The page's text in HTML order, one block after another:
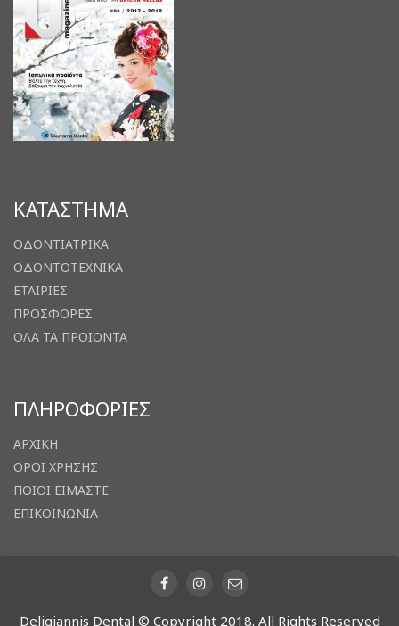
ΚΑΤΑΣΤΗΜΑ
ΟΔΟΝΤΙΑΤΡΙΚΑ
ΟΔΟΝΤΟΤΕΧΝΙΚΑ
ΕΤΑΙΡΙΕΣ
ΠΡΟΣΦΟΡΕΣ
ΟΛΑ ΤΑ ΠΡΟΙΟΝΤΑ
ΠΛΗΡΟΦΟΡΙΕΣ
ΑΡΧΙΚΗ
ΟΡΟΙ ΧΡΗΣΗΣ
ΠΟΙΟΙ ΕΙΜΑΣΤΕ
ΕΠΙΚΟΙΝΩΝΙΑ
Deligiannis Dental © Copyright 2018. All Rights Reserved